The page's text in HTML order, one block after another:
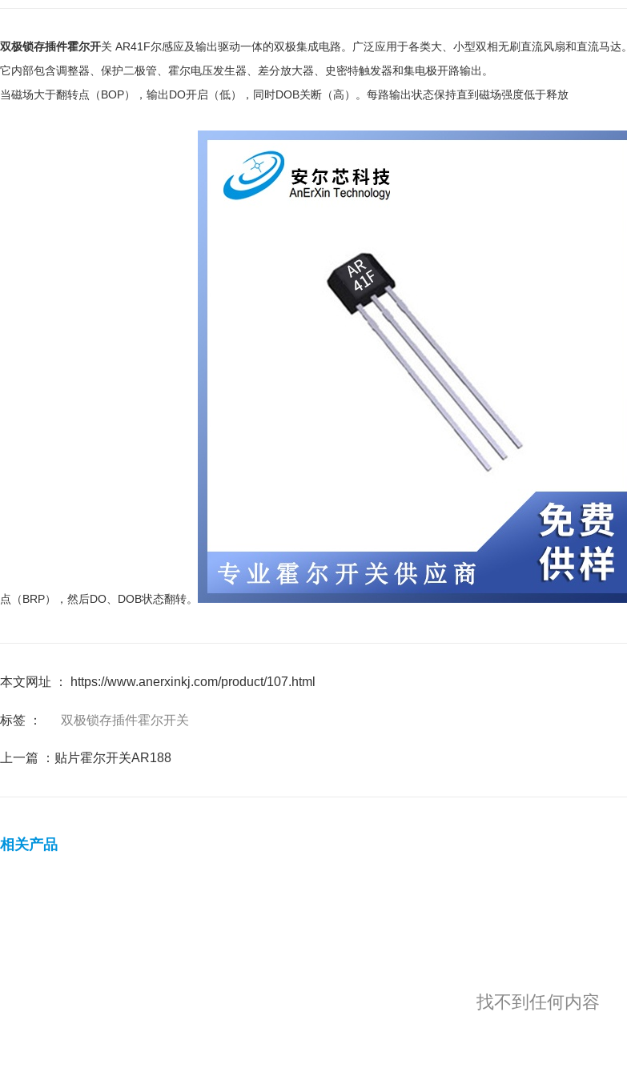
双极锁存插件霍尔开关 AR41F尔感应及输出驱动一体的双极集成电路。广泛应用于各类大、小型双相无刷直流风扇和直流马达。
它内部包含调整器、保护二极管、霍尔电压发生器、差分放大器、史密特触发器和集电极开路输出。
当磁场大于翻转点（BOP），输出DO开启（低），同时DOB关断（高）。每路输出状态保持直到磁场强度低于释放
点（BRP），然后DO、DOB状态翻转。
本文网址 ： https://www.anerxinkj.com/product/107.html
标签 ： 双极锁存插件霍尔开关
上一篇 ： 贴片霍尔开关AR188
相关产品
找不到任何内容